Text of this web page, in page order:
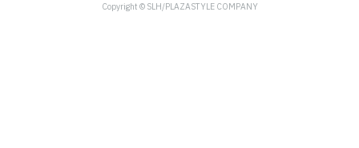
Copyright © SLH/PLAZASTYLE COMPANY